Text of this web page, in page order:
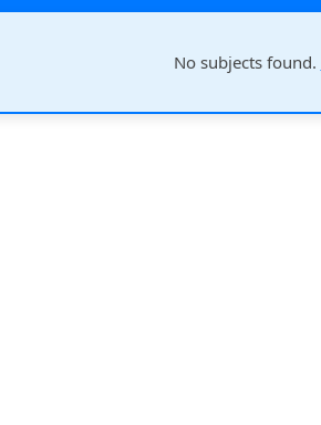
No subjects found.